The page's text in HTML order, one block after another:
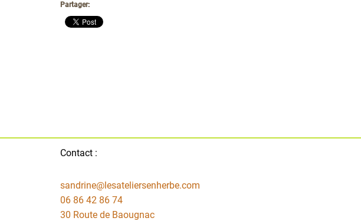
Partager:
Contact :
sandrine@lesateliersenherbe.com
06 86 42 86 74
30 Route de Baougnac